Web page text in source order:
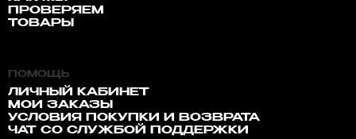
ПРОВЕРЯЕМ
ТОВАРЫ
ПОМОЩЬ
ЛИЧНЫЙ КАБИНЕТ
МОИ ЗАКАЗЫ
УСЛОВИЯ ПОКУПКИ И ВОЗВРАТА
ЧАТ СО СЛУЖБОЙ ПОДДЕРЖКИ